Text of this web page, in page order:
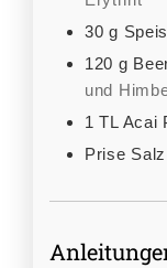
30 g
120 g
und
1 TL Acai
Prise Salz